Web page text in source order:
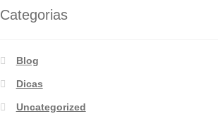
Categorias
Blog
Dicas
Uncategorized